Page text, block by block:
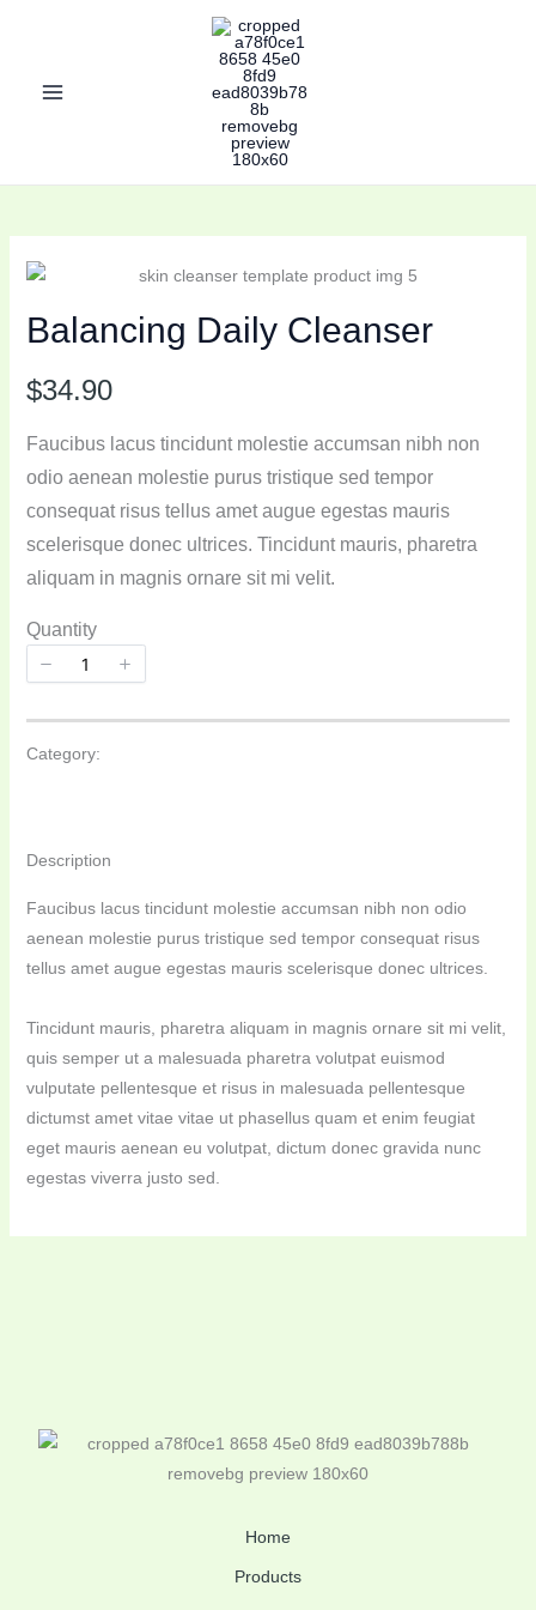
Balancing Daily Cleanser
N
o
w
$34.90
Faucibus lacus tincidunt molestie accumsan nibh non
odio aenean molestie purus tristique sed tempor
consequat risus tellus amet augue egestas mauris
scelerisque donec ultrices. Tincidunt mauris, pharetra
aliquam in magnis ornare sit mi velit.
Quantity
Category:
Description
Faucibus lacus tincidunt molestie accumsan nibh non odio
aenean molestie purus tristique sed tempor consequat risus
tellus amet augue egestas mauris scelerisque donec ultrices.
Tincidunt mauris, pharetra aliquam in magnis ornare sit mi velit,
quis semper ut a malesuada pharetra volutpat euismod
vulputate pellentesque et risus in malesuada pellentesque
dictumst amet vitae vitae ut phasellus quam et enim feugiat
eget mauris aenean eu volutpat, dictum donec gravida nunc
egestas viverra justo sed.
Home
Products